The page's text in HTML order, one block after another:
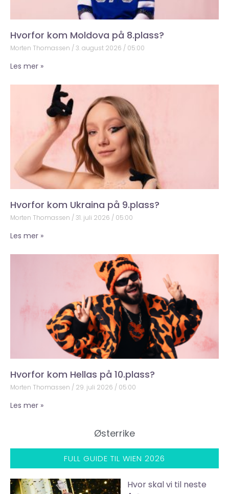
Hvorfor kom Moldova på 8.plass?
Morten Thomassen 3. august 2026 05:00
Les mer »
Hvorfor kom Ukraina på 9.plass?
Morten Thomassen 31. juli 2026 05:00
Les mer »
Hvorfor kom Hellas på 10.plass?
Morten Thomassen 29. juli 2026 05:00
Les mer »
Østerrike
FULL GUIDE TIL WIEN 2026
Hvor skal vi til neste